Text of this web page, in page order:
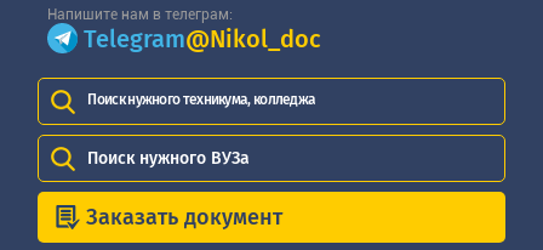
Напишите нам в телеграм:
Telegram@Nikol_doc
Поиск нужного техникума, колледжа
Поиск нужного ВУЗа
Заказать документ